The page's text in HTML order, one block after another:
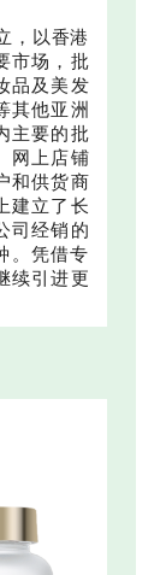
，以香港
市场，批
品及美发
其他亚洲
主要的批
网上店铺
和供货商
建立了长
司经销的
。凭借专
续引进更